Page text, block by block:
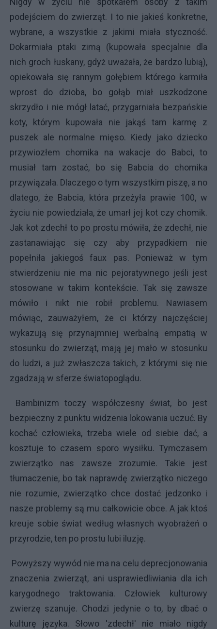
podejściem do zwierząt. I to nie jakieś konkretne,
wybrane, a wszystkie z jakimi miała styczność.
Dokarmiała ptaki zimą (kupowała specjalnie dla
nich groch łuskany, gdyż uważała, że bardzo lubią),
opiekowała się rannym gołębiem którego karmiła
wprost do dzioba, bo gołąb miał uszkodzone
skrzydło i nie mógł latać, przygarniała bezpańskie
koty, którym kupowała nie jakąś tam karmę z
puszek ale normalne mięso. Kiedy jako dziecko
przywiozłem chomika na wakacje do Babci, to
musiał tam zostać, bo się Babcia do chomika
przywiązała. Dlaczego o tym wszystkim piszę, a no
dlatego, że Babcia, która przeżyła prawie 100, w
życiu nie powiedziała, że umarł jej kot czy chomik.
Jak kot zdechł to po prostu mówiła, że zdechł, nie
zastanawiając się czy aby przypadkiem nie
popełniła jakiegoś faux pas. Ponieważ w tym
stwierdzeniu nie ma nic pejoratywnego jeśli jest
stosowane w takim kontekście. Tak się zawsze
mówiło i nikt nie robił problemu. Nawiasem
mówiąc, zauważyłem, że ci którzy najczęściej
wykazują się przynajmniej werbalną empatią w
stosunku do zwierząt, mają jej mało w stosunku
do ludzi, a już zwłaszcza takich, z którymi się nie
zgadzają w sferze światopoglądu.
Bambinizm toczy współczesny świat, bo jest
bezpieczny z punktu widzenia lokowania uczuć. By
kochać człowieka, trzeba wiele od siebie dać, a
kosztuje to czasem sporo wysiłku. Tymczasem
zwierzątko nas zawsze zrozumie. Takie jest
tłumaczenie, bo tak naprawdę zwierzątko niczego
nie rozumie, zwierzątko chce dostać jedzonko i
nasze problemy są mu całkowicie obce. A jak ktoś
kreuje sobie świat według własnych wyobrażeń o
przyrodzie, ten po prostu lubi iluzję.
Powyższy wywód nie ma na celu deprecjonowania
znaczenia zwierząt, ani usprawiedliwiania dla ich
karygodnego traktowania. Człowiek kulturowy
zwierzę szanuje. Chodzi jedynie o to, by dbać o
kulturę języka. Słowo 'zdechł' nie miało nigdy